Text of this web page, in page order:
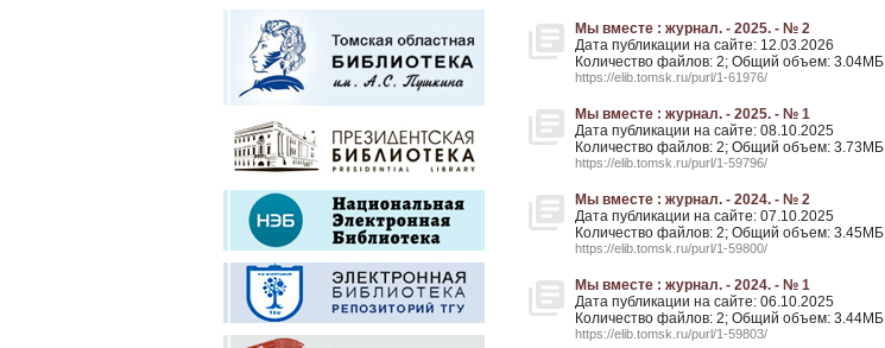
Мы вместе : журнал. - 2025. - № 2
Дата публикации на сайте: 12.03.2026
Количество файлов: 2; Общий объем: 3.04МБ
https://elib.tomsk.ru/purl/1-61976/
Мы вместе : журнал. - 2025. - № 1
Дата публикации на сайте: 08.10.2025
Количество файлов: 2; Общий объем: 3.73МБ
https://elib.tomsk.ru/purl/1-59796/
Мы вместе : журнал. - 2024. - № 2
Дата публикации на сайте: 07.10.2025
Количество файлов: 2; Общий объем: 3.45МБ
https://elib.tomsk.ru/purl/1-59800/
Мы вместе : журнал. - 2024. - № 1
Дата публикации на сайте: 06.10.2025
Количество файлов: 2; Общий объем: 3.44МБ
https://elib.tomsk.ru/purl/1-59803/